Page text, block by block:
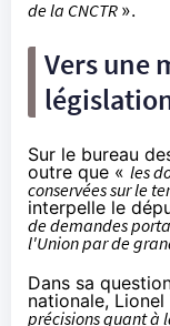
de la CNCTR ».
Vers une
Sur le bureau
outre que « les
conservées sur le
interpelle le
de demandes
l'Union par de
Dans sa
nationale,
précisions quant à